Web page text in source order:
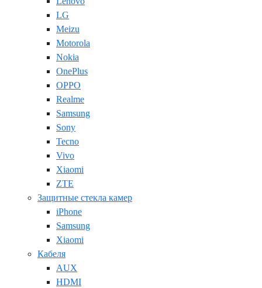
LG
Meizu
Motorola
Nokia
OnePlus
OPPO
Realme
Samsung
Sony
Tecno
Vivo
Xiaomi
ZTE
Защитные стекла камер
iPhone
Samsung
Xiaomi
Кабеля
AUX
HDMI